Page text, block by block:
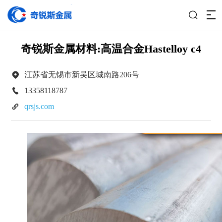

奇锐斯金属材料:高温合金Hastelloy c4
 江苏省无锡市新吴区城南路206号
 13358118787
 qrsjs.com